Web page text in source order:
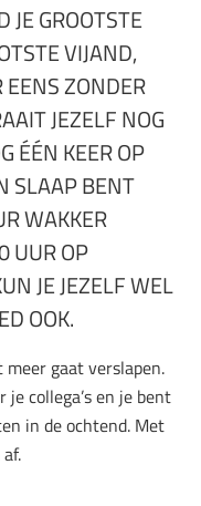
JE GROOTSTE
VIJAND,
ZONDER
JEZELF NOG
ÉÉN KEER OP
SLAAP BENT
WAKKER
UUR OP
JE JEZELF WEL
OOK.
gaat verslapen.
collega’s en je bent
in de ochtend. Met